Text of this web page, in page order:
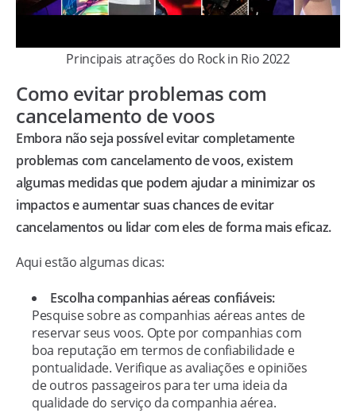
Principais atrações do Rock in Rio 2022
Como evitar problemas com
cancelamento de voos
Embora não seja possível evitar completamente
problemas com cancelamento de voos, existem
algumas medidas que podem ajudar a minimizar os
impactos e aumentar suas chances de evitar
cancelamentos ou lidar com eles de forma mais eficaz.
Aqui estão algumas dicas:
Escolha companhias aéreas confiáveis:
Pesquise sobre as companhias aéreas antes de
reservar seus voos. Opte por companhias com
boa reputação em termos de confiabilidade e
pontualidade. Verifique as avaliações e opiniões
de outros passageiros para ter uma ideia da
qualidade do serviço da companhia aérea.